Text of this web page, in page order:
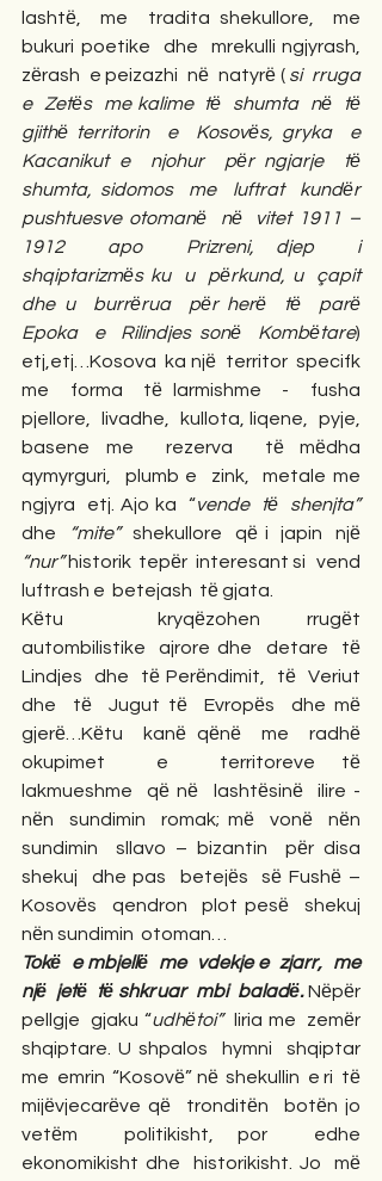
lashtё,  me  tradita shekullore,  me
bukuri poetike  dhe  mrekulli ngjyrash,
zёrash  e peizazhi  nё  natyrё ( si  rruga
e  Zetёs  me kalime  tё  shumta  nё  tё
gjithё territorin  e  Kosovёs, gryka  e
Kacanikut e  njohur  pёr ngjarje  tё
shumta, sidomos  me  luftrat  kundёr
pushtuesve otomanё  nё  vitet 1911 –
1912  apo  Prizreni, djep  i
shqiptarizmёs ku  u  pёrkund, u  çapit
dhe u  burrёrua  pёr herё  tё  parё
Epoka  e  Rilindjes sonё  Kombёtare)
etj,etj…Kosova  ka njё  territor  specifk
me  forma  tё larmishme  -  fusha
pjellore,  livadhe,  kullota, liqene,  pyje,
basene me  rezerva  tё mёdha
qymyrguri,  plumb e  zink,  metale me
ngjyra  etj. Ajo ka  “vende  tё  shenjta”
dhe
“mite”
“nur” historik  tepёr  interesant si   vend
luftrash e  betejash  tё gjata.
Kёtu  kryqёzohen rrugёt
autombilistike  ajrore dhe  detare  tё
Lindjes  dhe  tё Perёndimit,  tё  Veriut
dhe  tё  Jugut tё  Evropёs  dhe mё
gjerё…Kёtu  kanё qёnё  me  radhё
okupimet  e  territoreve tё
lakmueshme  qё nё  lashtёsinё  ilire -
nёn  sundimin  romak; mё  vonё  nёn
sundimin  sllavo – bizantin  pёr disa
shekuj  dhe pas  betejёs  sё Fushё –
Kosovёs  qendron  plot pesё  shekuj
nёn sundimin  otoman…
Tokё  e mbjellё  me  vdekje e  zjarr,  me
njё  jetё  tё shkruar  mbi  baladё. Nёpёr
pellgje  gjaku “udhёtoi”
  liria me  zemёr
shqiptare. U shpalos  hymni  shqiptar
me  emrin  “Kosovё” nё  shekullin  e ri  tё
mijёvjecarёve qё  tronditёn  botёn jo
vetёm  politikisht, por  edhe
ekonomikisht dhe  historikisht. Jo  mё